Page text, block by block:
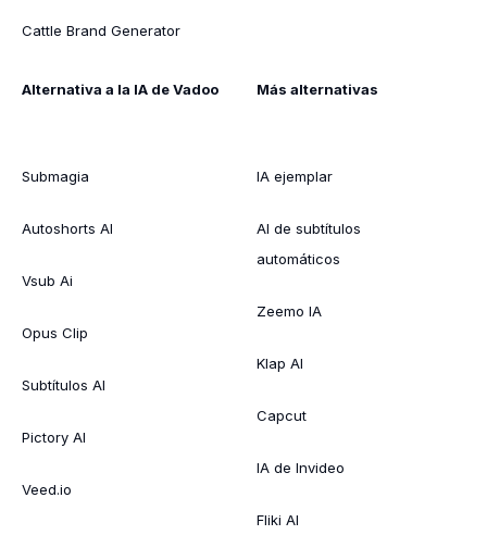
Cattle Brand Generator
Alternativa a la IA de Vadoo
Submagia
Autoshorts AI
Vsub Ai
Opus Clip
Subtítulos AI
Pictory AI
Veed.io
Más alternativas
IA ejemplar
AI de subtítulos
automáticos
Zeemo IA
Klap AI
Capcut
IA de Invideo
Fliki AI